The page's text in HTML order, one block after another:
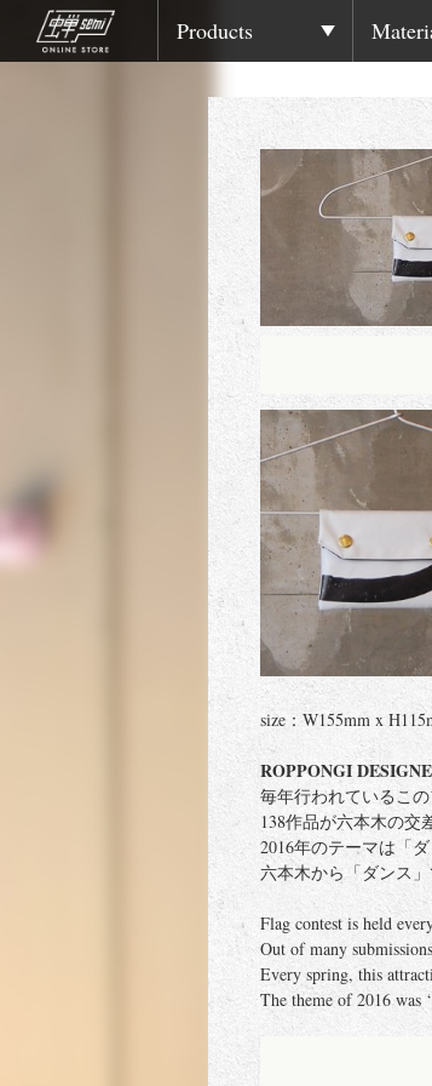
Products
size：W155mm x
ROPPONGI
毎年行われているこ
138作品が六本木の交
2016年のテーマは「ダ
六本木から「ダンス
Flag contest is held
Out of many
Every spring, this
The theme of 2016 was